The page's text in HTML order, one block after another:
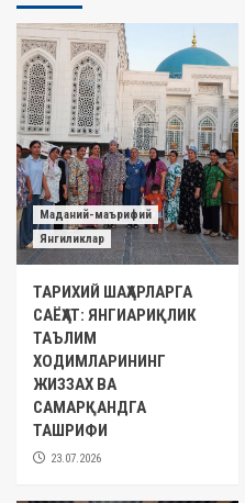
Маданий-маърифий
Янгиликлар
ТАРИХИЙ ШАҲАРЛАРГА
САЁҲАТ: ЯНГИАРИҚЛИК
ТАЪЛИМ
ХОДИМЛАРИНИНГ
ЖИЗЗАХ ВА
САМАРҚАНДГА
ТАШРИФИ
23.07.2026